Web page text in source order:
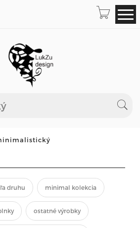
druhu minimal kolekcia
ostatné výrobky